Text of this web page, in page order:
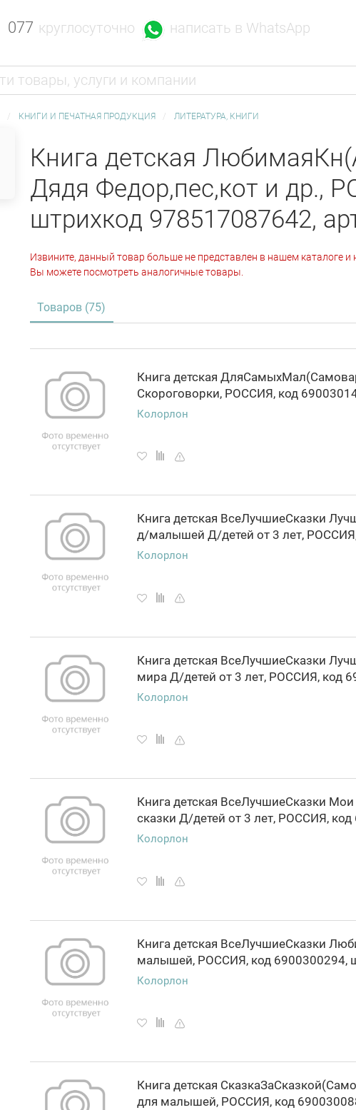
077 круглосуточно написать в WhatsApp
КНИГИ И ПЕЧАТНАЯ ПРОДУКЦИЯ ЛИТЕРАТУРА, КНИГИ
Книга детская
Дядя Федор,пес,кот и др.,
штрихкод 978517087642,
Извините, данный товар больше не представлен в нашем каталоге и
Вы можете посмотреть аналогичные товары.
Товаров (75)
Книга детская
Колорлон
Книга детская ВсеЛучшиеСказки
Колорлон
Книга детская ВсеЛучшиеСказки
Колорлон
Книга детская ВсеЛучшиеСказки
Колорлон
Книга детская ВсеЛучшиеСказки
Колорлон
Книга детская